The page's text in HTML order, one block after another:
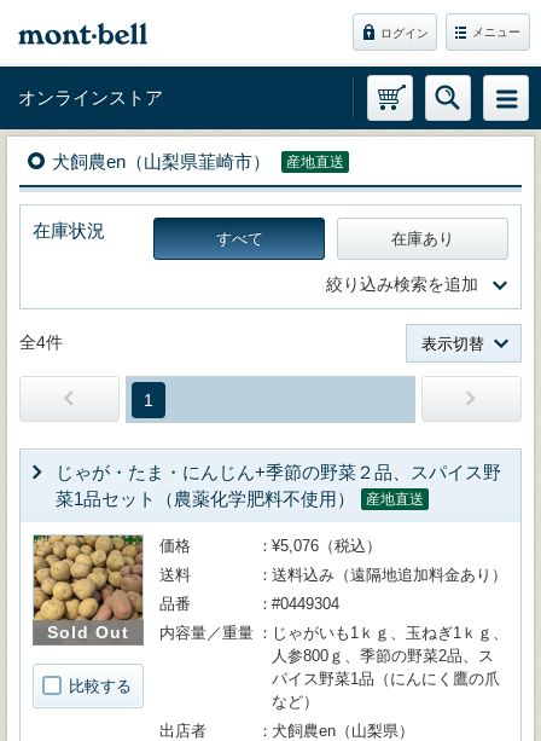
ログイン メニュー
オンラインストア
犬飼農en（山梨県韮崎市） 産地直送
在庫状況 すべて 在庫あり
絞り込み検索を追加
全4件 表示切替
1
じゃが・たま・にんじん+季節の野菜２品、スパイス野
菜1品セット（農薬化学肥料不使用）
産地直送
Sold Out
比較する
価格
¥5,076（税込）
送料
送料込み（遠隔地追加料金あり）
品番
#0449304
内容量／重量
じゃがいも1ｋｇ、玉ねぎ1ｋｇ、
人参800ｇ、季節の野菜2品、ス
パイス野菜1品（にんにく鷹の爪
など）
出店者
犬飼農en（山梨県）